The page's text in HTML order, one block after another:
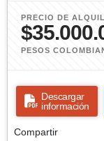
PRECIO DE
PESOS
Descargar
información
Compartir